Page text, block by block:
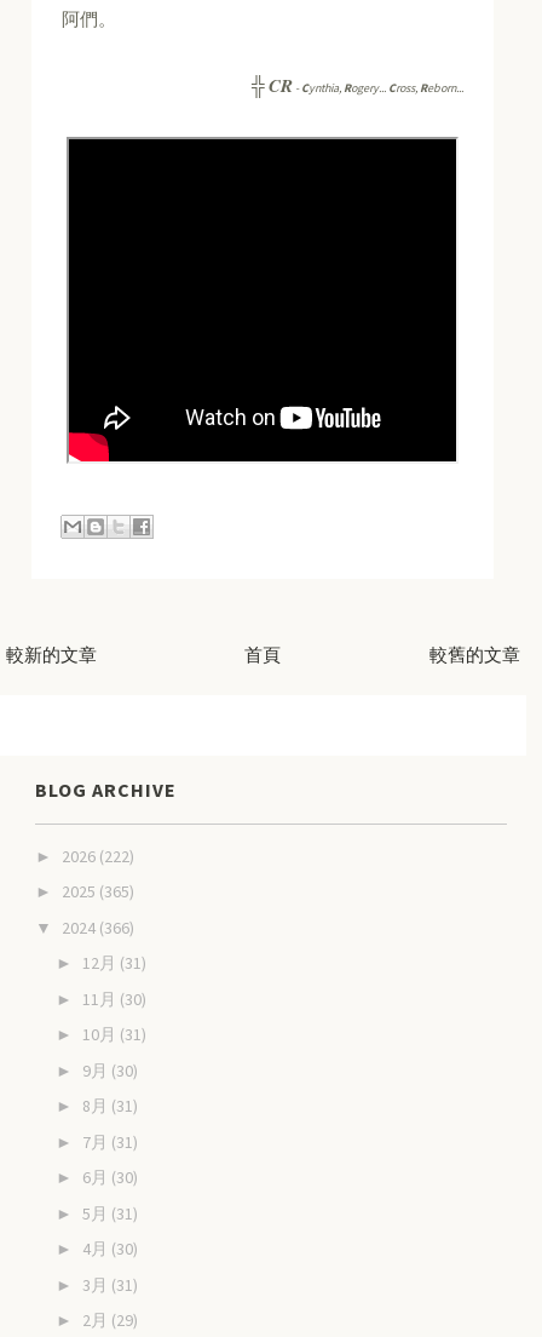
阿們。
╬CR -Cynthia, Rogery... Cross, Reborn...
較新的文章 較舊的文章
首頁
BLOG ARCHIVE
► 2026 (222)
► 2025 (365)
▼ 2024 (366)
► 12月 (31)
► 11月 (30)
► 10月 (31)
► 9月 (30)
► 8月 (31)
► 7月 (31)
► 6月 (30)
► 5月 (31)
► 4月 (30)
► 3月 (31)
► 2月 (29)